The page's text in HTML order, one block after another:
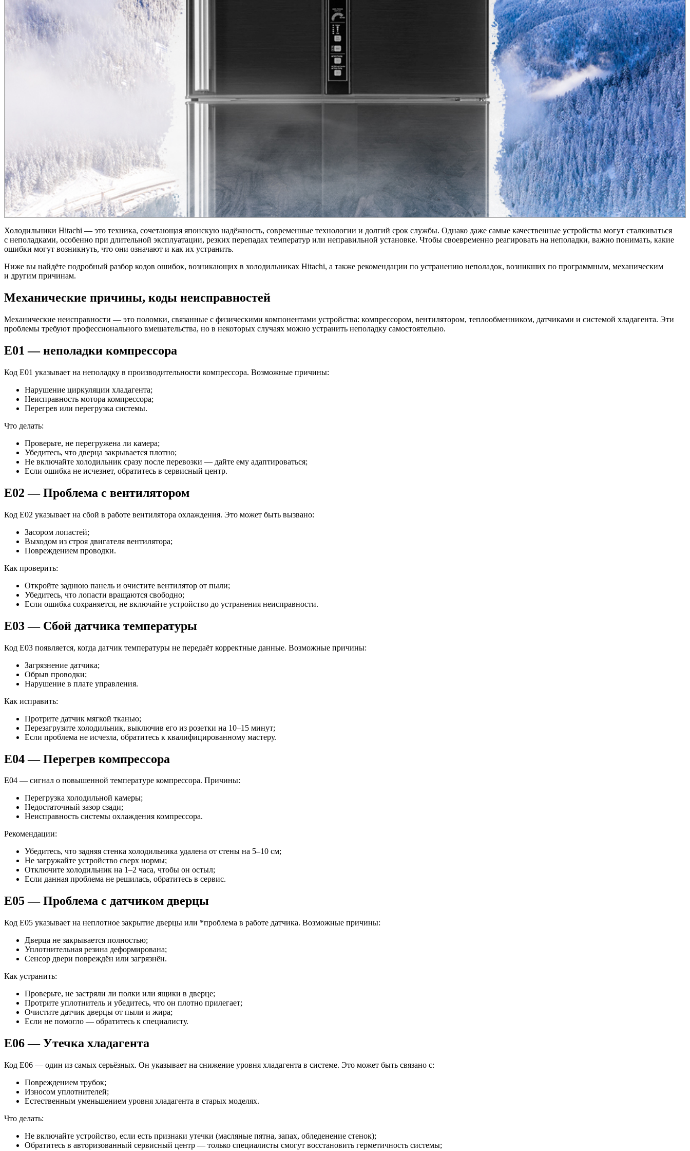
Холодильники Hitachi — это техника, сочетающая японскую надёжность, современные технологии и долгий срок службы. Однако даже самые качественные устройства могут сталкиваться
с неполадками, особенно при длительной эксплуатации, резких перепадах температур или неправильной установке. Чтобы своевременно реагировать на неполадки, важно понимать, какие
ошибки могут возникнуть, что они означают и как их устранить.
Ниже вы найдёте подробный разбор кодов ошибок, возникающих в холодильниках Hitachi, а также рекомендации по устранению неполадок, возникших по программным, механическим
и другим причинам.
Механические причины, коды неисправностей
Механические неисправности — это поломки, связанные с физическими компонентами устройства: компрессором, вентилятором, теплообменником, датчиками и системой хладагента. Эти
проблемы требуют профессионального вмешательства, но в некоторых случаях можно устранить неполадку самостоятельно.
E01 — неполадки компрессора
Код E01 указывает на неполадку в производительности компрессора. Возможные причины:
Нарушение циркуляции хладагента;
Неисправность мотора компрессора;
Перегрев или перегрузка системы.
Что делать:
Проверьте, не перегружена ли камера;
Убедитесь, что дверца закрывается плотно;
Не включайте холодильник сразу после перевозки — дайте ему адаптироваться;
Если ошибка не исчезнет, обратитесь в сервисный центр.
E02 — Проблема с вентилятором
Код E02 указывает на сбой в работе вентилятора охлаждения. Это может быть вызвано:
Засором лопастей;
Выходом из строя двигателя вентилятора;
Повреждением проводки.
Как проверить:
Откройте заднюю панель и очистите вентилятор от пыли;
Убедитесь, что лопасти вращаются свободно;
Если ошибка сохраняется, не включайте устройство до устранения неисправности.
E03 — Сбой датчика температуры
Код E03 появляется, когда датчик температуры не передаёт корректные данные. Возможные причины:
Загрязнение датчика;
Обрыв проводки;
Нарушение в плате управления.
Как исправить:
Протрите датчик мягкой тканью;
Перезагрузите холодильник, выключив его из розетки на 10–15 минут;
Если проблема не исчезла, обратитесь к квалифицированному мастеру.
E04 — Перегрев компрессора
E04 — сигнал о повышенной температуре компрессора. Причины:
Перегрузка холодильной камеры;
Недостаточный зазор сзади;
Неисправность системы охлаждения компрессора.
Рекомендации:
Убедитесь, что задняя стенка холодильника удалена от стены на 5–10 см;
Не загружайте устройство сверх нормы;
Отключите холодильник на 1–2 часа, чтобы он остыл;
Если данная проблема не решилась, обратитесь в сервис.
E05 — Проблема с датчиком дверцы
Код E05 указывает на неплотное закрытие дверцы или *проблема в работе датчика. Возможные причины:
Дверца не закрывается полностью;
Уплотнительная резина деформирована;
Сенсор двери повреждён или загрязнён.
Как устранить:
Проверьте, не застряли ли полки или ящики в дверце;
Протрите уплотнитель и убедитесь, что он плотно прилегает;
Очистите датчик дверцы от пыли и жира;
Если не помогло — обратитесь к специалисту.
E06 — Утечка хладагента
Код E06 — один из самых серьёзных. Он указывает на снижение уровня хладагента в системе. Это может быть связано с:
Повреждением трубок;
Износом уплотнителей;
Естественным уменьшением уровня хладагента в старых моделях.
Что делать:
Не включайте устройство, если есть признаки утечки (масляные пятна, запах, обледенение стенок);
Обратитесь в авторизованный сервисный центр — только специалисты смогут восстановить герметичность системы;